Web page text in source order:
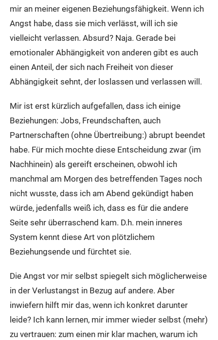
mir an meiner eigenen Beziehungsfähigkeit. Wenn ich
Angst habe, dass sie mich verlässt, will ich sie
vielleicht verlassen. Absurd? Naja. Gerade bei
emotionaler Abhängigkeit von anderen gibt es auch
einen Anteil, der sich nach Freiheit von dieser
Abhängigkeit sehnt, der loslassen und verlassen will.
Mir ist erst kürzlich aufgefallen, dass ich einige
Beziehungen: Jobs, Freundschaften, auch
Partnerschaften (ohne Übertreibung:) abrupt beendet
habe. Für mich mochte diese Entscheidung zwar (im
Nachhinein) als gereift erscheinen, obwohl ich
manchmal am Morgen des betreffenden Tages noch
nicht wusste, dass ich am Abend gekündigt haben
würde, jedenfalls weiß ich, dass es für die andere
Seite sehr überraschend kam. D.h. mein inneres
System kennt diese Art von plötzlichem
Beziehungsende und fürchtet sie.
Die Angst vor mir selbst spiegelt sich möglicherweise
in der Verlustangst in Bezug auf andere. Aber
inwiefern hilft mir das, wenn ich konkret darunter
leide? Ich kann lernen, mir immer wieder selbst (mehr)
zu vertrauen: zum einen mir klar machen, warum ich